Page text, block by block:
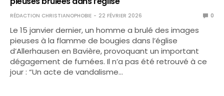
RÉDACTION CHRISTIANOPHOBIE 22 FÉVRIER 2026 0
Le 15 janvier dernier, un homme a brulé des images
pieuses à la flamme de bougies dans l’église
d’Allerhausen en Bavière, provoquant un important
dégagement de fumées. Il n’a pas été retrouvé à ce
jour : “Un acte de vandalisme…